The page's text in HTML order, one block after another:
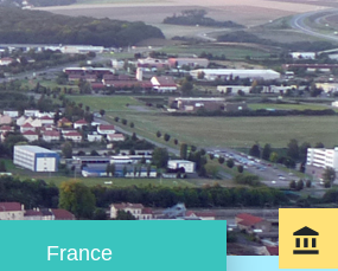
France
account_balance